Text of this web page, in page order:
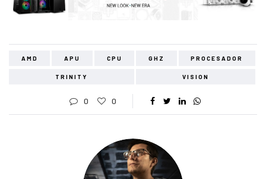
AMD APU CPU GHZ PROCESADOR
TRINITY VISION
0 0